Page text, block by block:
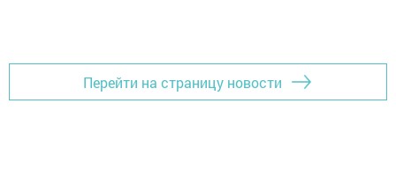
Перейти на страницу новости